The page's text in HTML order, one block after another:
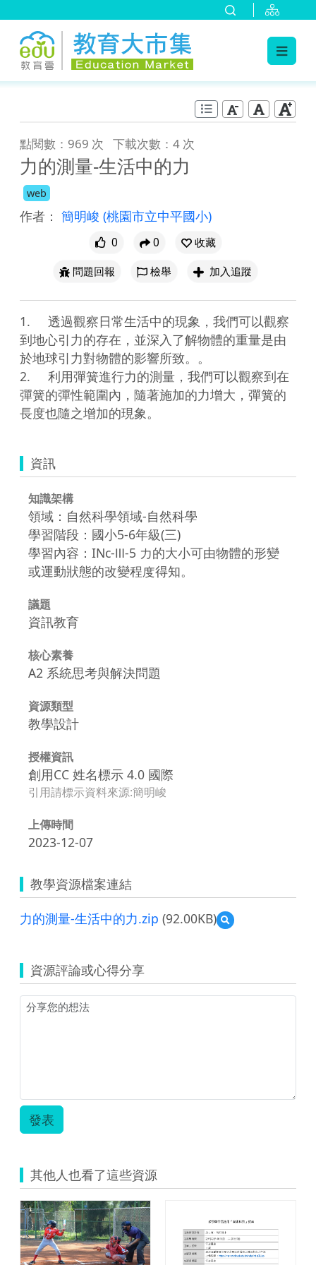
點閱數：969 次 下載次數：4 次
力的測量-生活中的力
web
作者： 簡明峻 (桃園市立中平國小)
0 0
收藏
問題回報
檢舉 加入追蹤
1.	透過觀察日常生活中的現象，我們可以觀察
到地心引力的存在，並深入了解物體的重量是由
於地球引力對物體的影響所致。。
2.	利用彈簧進行力的測量，我們可以觀察到在
彈簧的彈性範圍內，隨著施加的力增大，彈簧的
長度也隨之增加的現象。
資訊
知識架構
領域：自然科學領域-自然科學
學習階段：國小5-6年級(三)
學習內容：INc-Ⅲ-5 力的大小可由物體的形變
或運動狀態的改變程度得知。
議題
資訊教育
核心素養
A2 系統思考與解決問題
資源類型
教學設計
授權資訊
創用CC 姓名標示 4.0 國際
引用請標示資料來源:簡明峻
上傳時間
2023-12-07
教學資源檔案連結
力的測量-生活中的力.zip (92.00KB)
預
覽
量-
生
資源評論或心得分享
發表
其他人也看了這些資源